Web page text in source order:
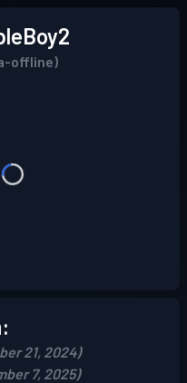
offline)
21, 2024)
7, 2025)